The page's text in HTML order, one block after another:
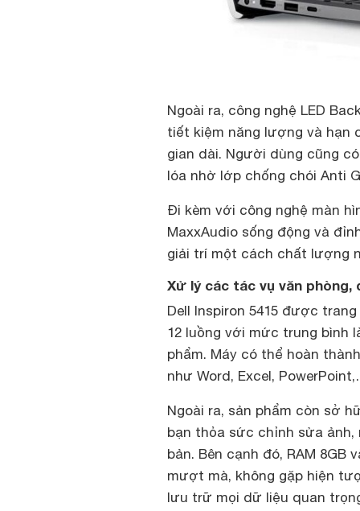
Ngoài ra, công nghệ LED
tiết kiệm năng lượng và hạn
gian dài. Người dùng cũng
lóa nhờ lớp chống chói Anti
Đi kèm với công nghệ màn
MaxxAudio sống động và
giải trí một cách chất lượng
Xử lý các tác vụ văn
Dell Inspiron 5415 được
12 luồng với mức trung bình
phẩm. Máy có thể hoàn
như Word, Excel,
Ngoài ra, sản phẩm còn sở
bạn thỏa sức chỉnh sửa
bản. Bên cạnh đó, RAM 8GB
mượt mà, không gặp hiện
lưu trữ mọi dữ liệu quan